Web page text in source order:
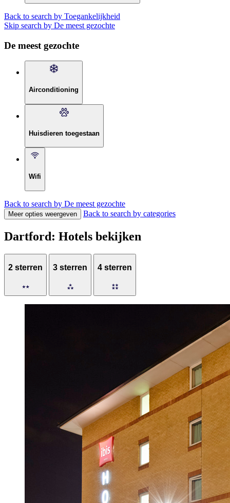
Back to search by Toegankelijkheid
Skip search by De meest gezochte
De meest gezochte
Airconditioning
Huisdieren toegestaan
Wifi
Back to search by De meest gezochte
Meer opties weergeven Back to search by categories
Dartford: Hotels bekijken
2 sterren 3 sterren 4 sterren